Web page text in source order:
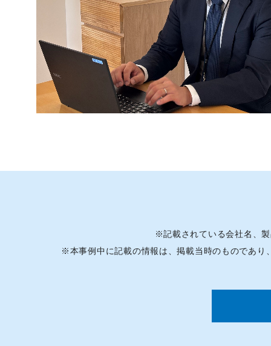
※記載されている会社名、
※本事例中に記載の情報は、掲載当時のものであ